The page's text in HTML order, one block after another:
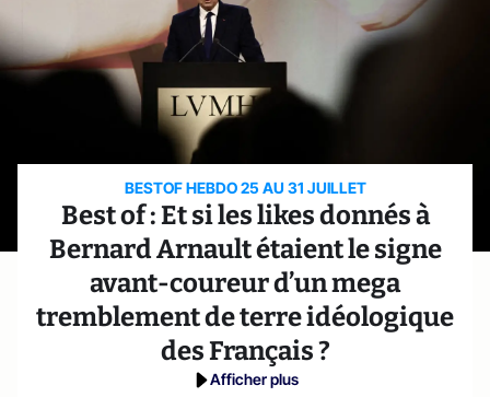
BESTOF HEBDO 25 AU 31 JUILLET
Best of : Et si les likes donnés à
Bernard Arnault étaient le signe
avant-coureur d’un mega
tremblement de terre idéologique
des Français ?
Afficher plus